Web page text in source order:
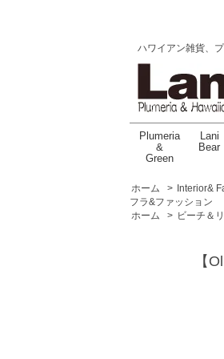
ハワイアン雑貨、
Plumeria
&
Green
Lani
Bear
ホーム > Interior&
フラ&ファッション
ホーム
> ビーチ＆
【